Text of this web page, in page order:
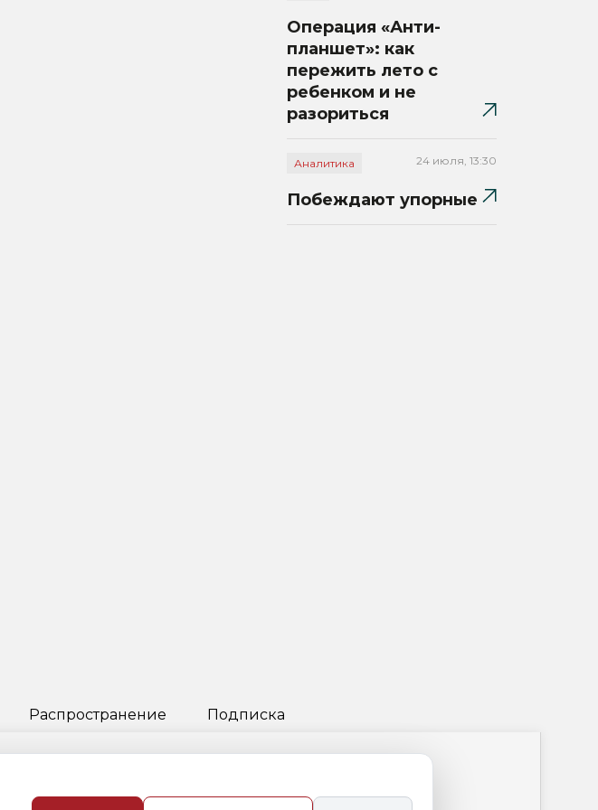
Операция «Анти-
планшет»: как
пережить лето с
ребенком и не
разориться
Аналитика 24 июля, 13:30
Побеждают упорные
Распространение Подписка